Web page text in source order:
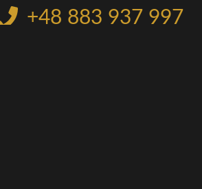
+48 883 937 997